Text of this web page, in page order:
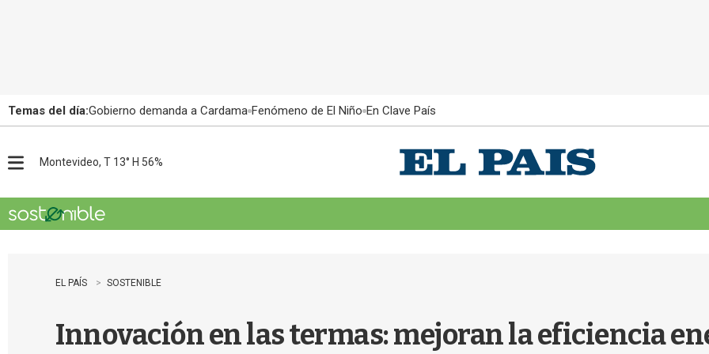
Temas del día:Gobierno demanda a Cardama Fenómeno de El Niño En Clave País
u
Montevideo, T 13° H 56%
EL PAÍS SOSTENIBLE
Innovación en las termas: mejoran la eficiencia